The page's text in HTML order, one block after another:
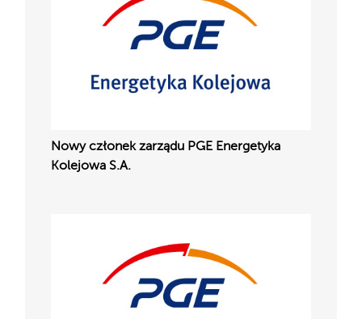
Nowy członek zarządu PGE Energetyka
Kolejowa S.A.